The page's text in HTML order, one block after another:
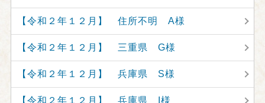
【令和２年１２月】 住所不明 A様
【令和２年１２月】 三重県 G様
【令和２年１２月】 兵庫県 S様
【令和２年１２月】 兵庫県 I様